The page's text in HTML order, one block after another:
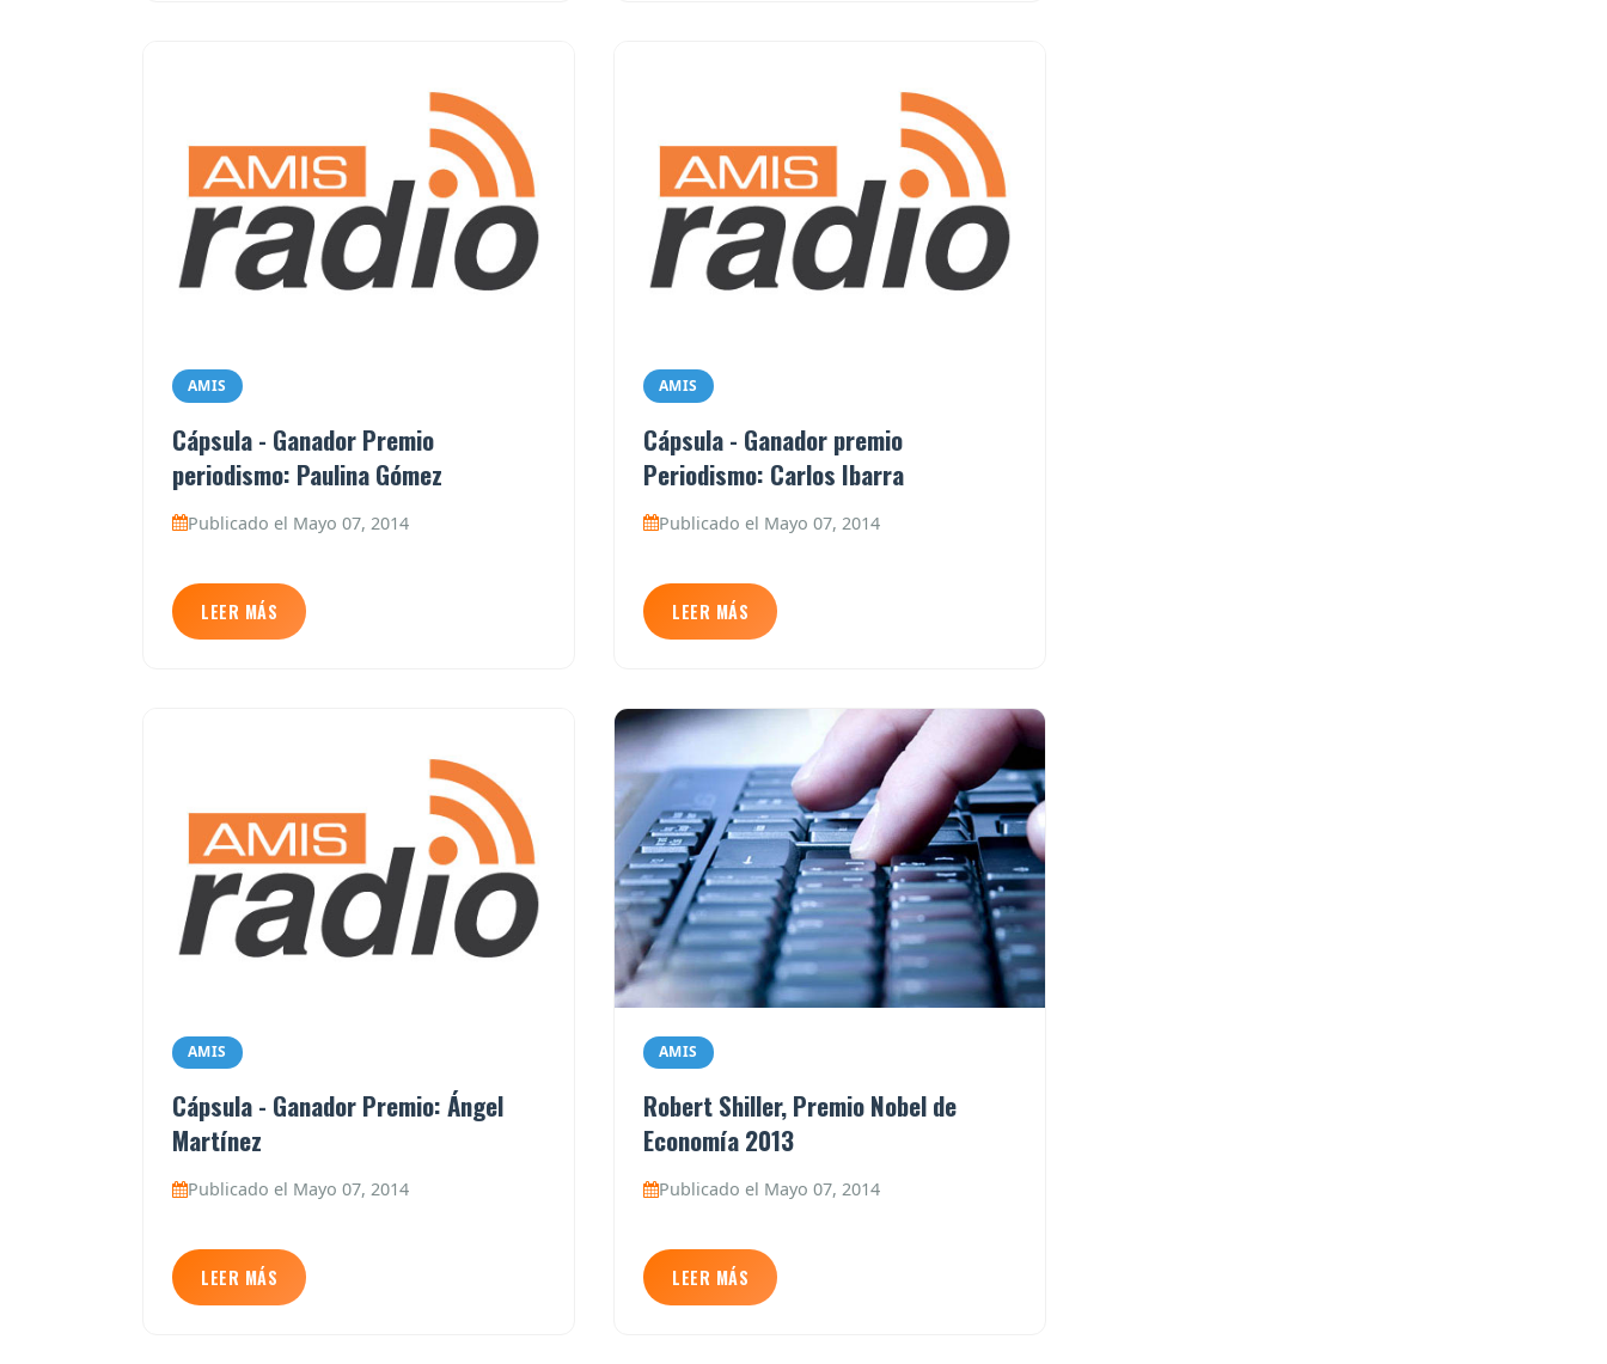
AMIS
Cápsula - Ganador Premio
periodismo: Paulina Gómez
Publicado el Mayo 07, 2014
LEER MÁS
AMIS
Cápsula - Ganador premio
Periodismo: Carlos Ibarra
Publicado el Mayo 07, 2014
LEER MÁS
AMIS
Cápsula - Ganador Premio: Ángel
Martínez
Publicado el Mayo 07, 2014
LEER MÁS
AMIS
Robert Shiller, Premio Nobel de
Economía 2013
Publicado el Mayo 07, 2014
LEER MÁS